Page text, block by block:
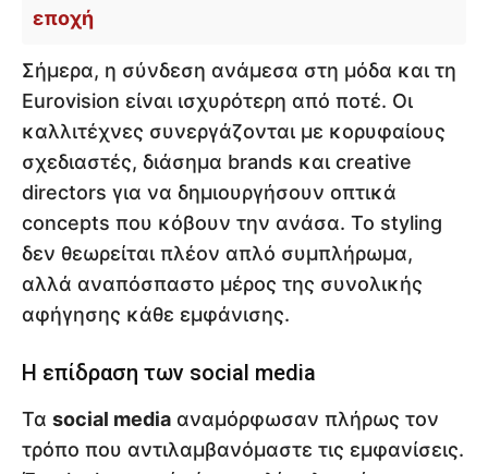
εποχή
Σήμερα, η σύνδεση ανάμεσα στη μόδα και τη
Eurovision είναι ισχυρότερη από ποτέ. Οι
καλλιτέχνες συνεργάζονται με κορυφαίους
σχεδιαστές, διάσημα brands και creative
directors για να δημιουργήσουν οπτικά
concepts που κόβουν την ανάσα. Το styling
δεν θεωρείται πλέον απλό συμπλήρωμα,
αλλά αναπόσπαστο μέρος της συνολικής
αφήγησης κάθε εμφάνισης.
Η επίδραση των social media
Τα social media αναμόρφωσαν πλήρως τον
τρόπο που αντιλαμβανόμαστε τις εμφανίσεις.